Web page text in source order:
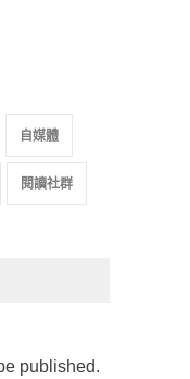
自媒體
閱讀社群
published.